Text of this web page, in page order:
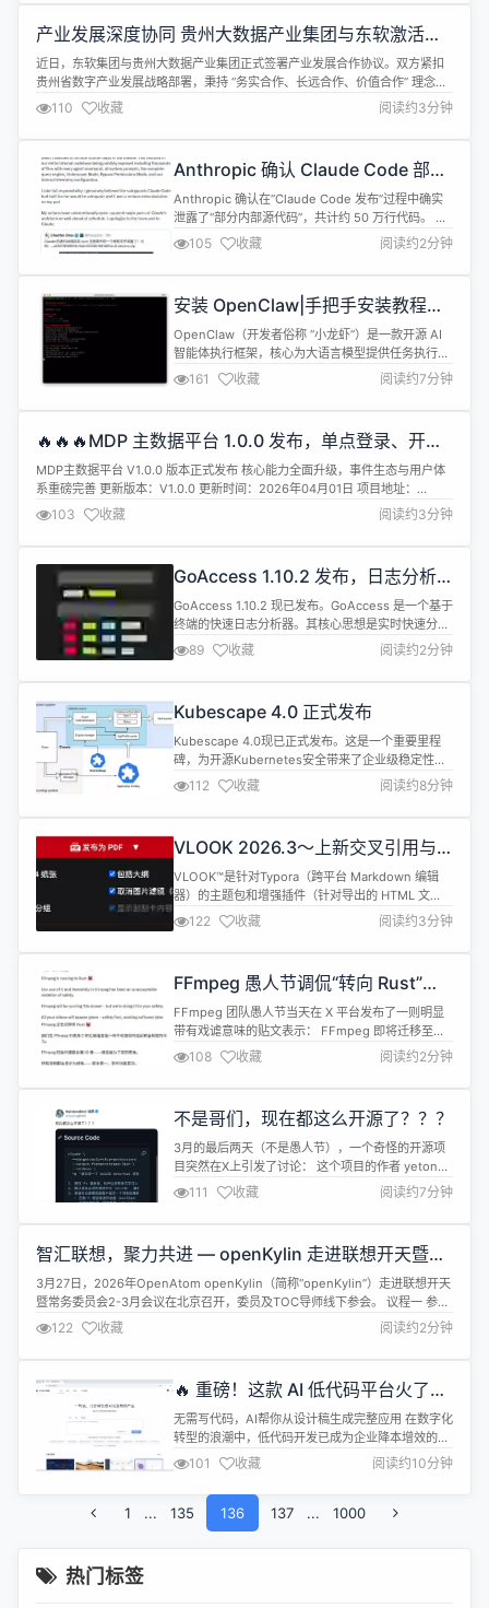
产业发展深度协同 贵州大数据产业集团与东软激活数
据要素新价值
近日，东软集团与贵州大数据产业集团正式签署产业发展合作协议。双方紧扣
贵州省数字产业发展战略部署，秉持 “务实合作、长远合作、价值合作” 理念，
聚力探索数据要素价值化在民生服务、就业促进、经济发展、创新赋能等领域
的实践应用，以实干担当为国家数字经济高质量发展贡献智慧与力量。 强强联
合，深度协同新篇章 东软在智慧城市、医疗健康、数据价值化、企业数智化转
型等领域拥...
110 收藏 阅读约3分钟
Anthropic 确认 Claude Code 部分
源码泄露
Anthropic 确认在“Claude Code 发布”过程中确实
泄露了“部分内部源代码”，共计约 50 万行代码。 相
关发言人表示：“此次事件未涉及或泄露任何敏感的
客户数据或凭证。这是人为失误导致的发布打包问
题，而非安全漏洞。我们正在采取措施以防止此类事
件再次发生。” 一个账号为Kevin Naughton Jr 的用
户发帖自称为此次事件负责的工程师，并...
105 收藏 阅读约2分钟
安装 OpenClaw|手把手安装教程：
零基础 Kimi 本地化部署+全流程避
坑指南
OpenClaw（开发者俗称 “小龙虾”）是一款开源 AI
智能体执行框架，核心为大语言模型提供任务执行、
工具调用、全场景自动化能力，堪称 AI 操控数字世
界的 “手脚”；本次教程选用的 Moonshot AI 自研
Kimi 大模型，是 OpenClaw 生态适配最成熟、官方
行」的完整 AI 智能体闭环...
161 收藏 阅读约7分钟
🔥🔥🔥MDP 主数据平台 1.0.0 发布，单点登录、开放
平台、管理中心应有尽有
MDP主数据平台 V1.0.0 版本正式发布 核心能力全面升级，事件生态与用户体
系重磅完善 更新版本：V1.0.0 更新时间：2026年04月01日 项目地址：
https://github.com/henhen6/mdp https://gitcode.com/henhen6/mdp
https://gitee.com/henhen6/mdp ✨ 功能新增...
103 收藏 阅读约3分钟
GoAccess 1.10.2 发布，日志分析
工具
GoAccess 1.10.2 现已发布。GoAccess 是一个基于
终端的快速日志分析器。其核心思想是实时快速分析
和查看 Web 服务器统计信息，而无需使用浏览器，
适合希望通过 SSH 快速分析访问日志，或者只是喜
欢在终端中工作的开发者。虽然终端输出是默认输
告，非常适合分析，监控和数据可视化，以及
JSON...
89 收藏 阅读约2分钟
Kubescape 4.0 正式发布
Kubescape 4.0现已正式发布。这是一个重要里程
碑，为开源Kubernetes安全带来了企业级稳定性和
高级威胁检测能力。这个版本聚焦于让安全更加主
动、更加可扩展。同时，还引入了新的能力，使AI
Agent可以利用Kubescape扫描集群，并支持对AI
正式达到GA 本次发布的一大亮点，是运行时威胁...
112 收藏 阅读约8分钟
VLOOK 2026.3～上新交叉引用与
题注锚点，升级 PDF/图表～
Markdown 主题&插件
VLOOK™是针对Typora（跨平台 Markdown 编辑
器）的主题包和增强插件（针对导出的 HTML 文
件)，旨在与众 Markdown 粉共创 Markdown 的自
动化排版 2.0，在保持 Markdown 简洁性的基础
上，让编辑、阅读 Markdown 文档更实用，也更愉
License），也是OSCHI...
122 收藏 阅读约3分钟
FFmpeg 愚人节调侃“转向 Rust”，
视频全绿安全第一
FFmpeg 团队愚人节当天在 X 平台发布了一则明显
带有戏谑意味的贴文表示： FFmpeg 即将迁移至
Rust 🦀 我们在 FFmpeg 中使用 C 语言和汇编语言
的做法，已构成对安全性的不可接受的侵犯。
FFmpeg 的运行速度将变慢 10 倍 —— 但我们这样
色 —— 安全第一，软件正常运行其次。 评...
108 收藏 阅读约2分钟
不是哥们，现在都这么开源了？？？
3月的最后两天（不是愚人节），一个奇怪的开源项
目突然在X上引发了讨论： 这个项目的作者 yetone
在 GitHub 上有不少作品，其中最出名的一个叫
avante.nvim——让 Neovim 编辑器用起来像
Cursor 那样支持 AI 辅助编程，目前积累了 17.7k
个新项目：voice-inpu...
111 收藏 阅读约7分钟
智汇联想，聚力共进 — openKylin 走进联想开天暨常
务委员会会议召开
3月27日，2026年OpenAtom openKylin（简称“openKylin”）走进联想开天
暨常务委员会2-3月会议在北京召开，委员及TOC导师线下参会。 议程一 参观
联想总部未来中心 联想开天科技有限公司是openKylin项目钻石捐赠人，并深
度参与社区生态建设。目前已成功实现openKylin操作系统与AI PC、联想开天
智能体小天、小天公文和开...
122 收藏 阅读约2分钟
🔥 重磅！这款 AI 低代码平台火了：
一句话生成应用，一键输出
Web/H5/UniApp
无需写代码，AI帮你从设计稿生成完整应用 在数字化
转型的浪潮中，低代码开发已成为企业降本增效的利
器。今天要介绍的 VTJ.PRO，不仅是一个低代码平
台，更是一个融合了 AI 能力的在线开发环境。 它让
开发者（甚至非技术人员）能够通过可视化拖拽和 AI
对话的方式，快速构建跨平台应用。最让人惊艳的
是，它可以直接输出 Web、H5 和 UniApp 三端的独
101 收藏 阅读约10分钟
1 ... 135 136 137 ... 1000
热门标签